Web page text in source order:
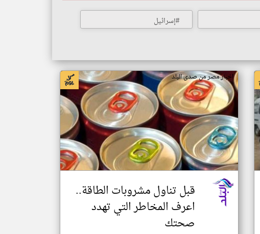
#إسرائيل
اخبار مصر من صدى البلد
قبل تناول مشروبات الطاقة..
اعرف المخاطر التي تهدد
صحتك